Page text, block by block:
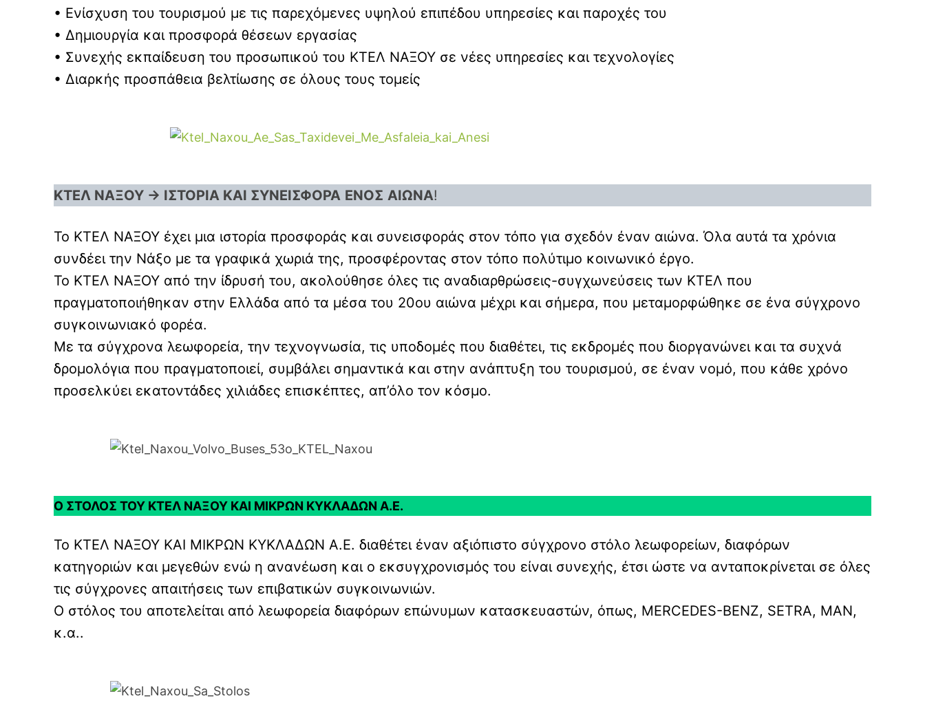
• Ενίσχυση του τουρισμού με τις παρεχόμενες υψηλού επιπέδου υπηρεσίες και παροχές του
• Δημιουργία και προσφορά θέσεων εργασίας
• Συνεχής εκπαίδευση του προσωπικού του ΚΤΕΛ ΝΑΞΟΥ σε νέες υπηρεσίες και τεχνολογίες
• Διαρκής προσπάθεια βελτίωσης σε όλους τους τομείς
ΚΤΕΛ ΝΑΞΟΥ → ΙΣΤΟΡΙΑ ΚΑΙ ΣΥΝΕΙΣΦΟΡΑ ΕΝΟΣ ΑΙΩΝΑ!
Το ΚΤΕΛ ΝΑΞΟΥ έχει μια ιστορία προσφοράς και συνεισφοράς στον τόπο για σχεδόν έναν αιώνα. Όλα αυτά τα χρόνια
συνδέει την Νάξο με τα γραφικά χωριά της, προσφέροντας στον τόπο πολύτιμο κοινωνικό έργο.
Το ΚΤΕΛ ΝΑΞΟΥ από την ίδρυσή του, ακολούθησε όλες τις αναδιαρθρώσεις-συγχωνεύσεις των ΚΤΕΛ που
πραγματοποιήθηκαν στην Ελλάδα από τα μέσα του 20ου αιώνα μέχρι και σήμερα, που μεταμορφώθηκε σε ένα σύγχρονο
συγκοινωνιακό φορέα.
Με τα σύγχρονα λεωφορεία, την τεχνογνωσία, τις υποδομές που διαθέτει, τις εκδρομές που διοργανώνει και τα συχνά
δρομολόγια που πραγματοποιεί, συμβάλει σημαντικά και στην ανάπτυξη του τουρισμού, σε έναν νομό, που κάθε χρόνο
προσελκύει εκατοντάδες χιλιάδες επισκέπτες, απ’όλο τον κόσμο.
Ο ΣΤΟΛΟΣ ΤΟΥ ΚΤΕΛ ΝΑΞΟΥ ΚΑΙ ΜΙΚΡΩΝ ΚΥΚΛΑΔΩΝ Α.Ε.
Το ΚΤΕΛ ΝΑΞΟΥ ΚΑΙ ΜΙΚΡΩΝ ΚΥΚΛΑΔΩΝ A.E. διαθέτει έναν αξιόπιστο σύγχρονο στόλο λεωφορείων, διαφόρων
κατηγοριών και μεγεθών ενώ η ανανέωση και ο εκσυγχρονισμός του είναι συνεχής, έτσι ώστε να ανταποκρίνεται σε όλες
τις σύγχρονες απαιτήσεις των επιβατικών συγκοινωνιών.
Ο στόλος του αποτελείται από λεωφορεία διαφόρων επώνυμων κατασκευαστών, όπως, MERCEDES-BENZ, SETRA, ΜΑΝ,
κ.α..